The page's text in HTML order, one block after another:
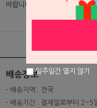
바랍니다.
배송정보
- 배송지역 : 전국
- 배송기간 : 결제일로부터 2~5
일주일간 열지 않기